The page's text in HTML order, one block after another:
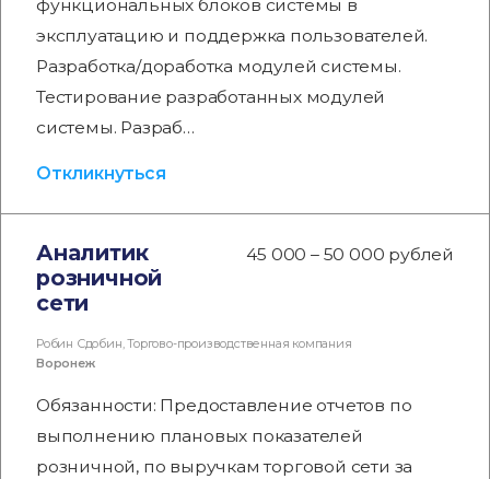
функциональных блоков системы в
эксплуатацию и поддержка пользователей.
Разработка/доработка модулей системы.
Тестирование разработанных модулей
системы. Разраб…
Откликнуться
Аналитик
розничной
сети
45 000 – 50 000 рублей
Робин Сдобин, Торгово-производственная компания
Воронеж
Обязанности: Предоставление отчетов по
выполнению плановых показателей
розничной, по выручкам торговой сети за